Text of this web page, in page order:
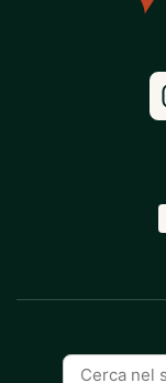
Cerca
nel